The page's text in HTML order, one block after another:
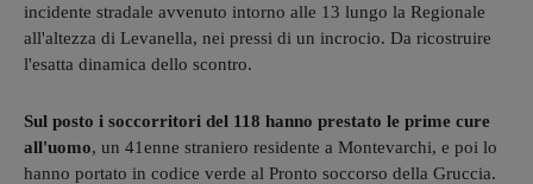
incidente stradale avvenuto intorno alle 13 lungo la Regionale
all'altezza di Levanella, nei pressi di un incrocio. Da ricostruire
l'esatta dinamica dello scontro.
Sul posto i soccorritori del 118 hanno prestato le prime cure
all'uomo, un 41enne straniero residente a Montevarchi, e poi lo
hanno portato in codice verde al Pronto soccorso della Gruccia.